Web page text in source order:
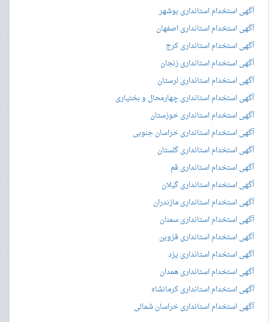
آگهی استخدام استانداری بوشهر
آگهی استخدام استانداری اصفهان
آگهی استخدام استانداری کرج
آگهی استخدام استانداری زنجان
آگهی استخدام استانداری لرستان
آگهی استخدام استانداری چهارمحال و بختیاری
آگهی استخدام استانداری خوزستان
آگهی استخدام استانداری خراسان جنوبی
آگهی استخدام استانداری گلستان
آگهی استخدام استانداری قم
آگهی استخدام استانداری گیلان
آگهی استخدام استانداری مازندران
آگهی استخدام استانداری سمنان
آگهی استخدام استانداری قزوین
آگهی استخدام استانداری یزد
آگهی استخدام استانداری همدان
آگهی استخدام استانداری کرمانشاه
آگهی استخدام استانداری خراسان شمالی